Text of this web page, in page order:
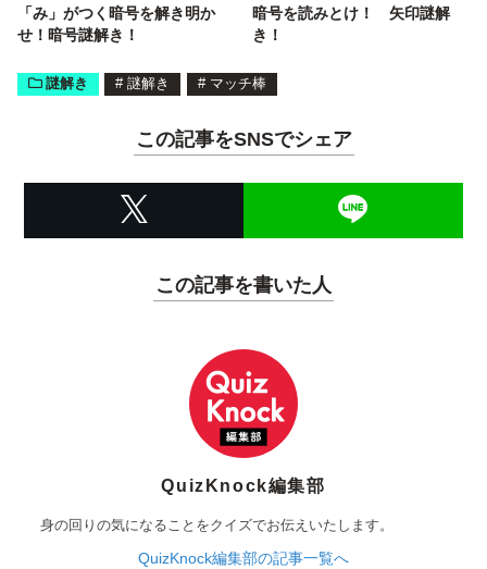
「み」がつく暗号を解き明か
せ！暗号謎解き！
暗号を読みとけ！ 矢印謎解
き！
謎解き # 謎解き # マッチ棒
この記事をSNSでシェア
この記事を書いた人
QuizKnock編集部
身の回りの気になることをクイズでお伝えいたします。
QuizKnock編集部の記事一覧へ